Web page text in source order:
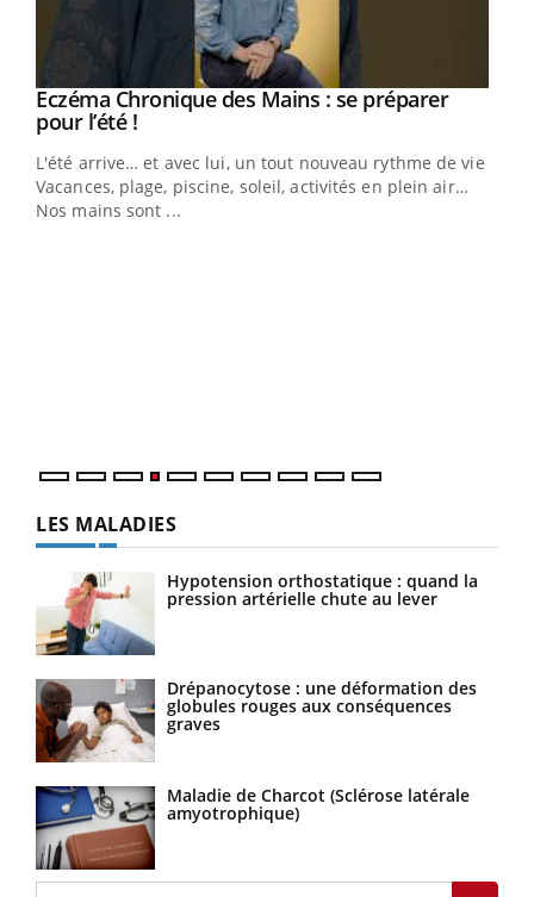
Youtube
Eczéma Chronique des Mains : se préparer
pour l’été !Youtube
L'été arrive… et avec lui, un tout nouveau rythme de vie !
Vacances, plage, piscine, soleil, activités en plein air…
Nos mains sont ...
LES MALADIES
Hypotension orthostatique : quand la
pression artérielle chute au lever
Drépanocytose : une déformation des
globules rouges aux conséquences
graves
Maladie de Charcot (Sclérose latérale
amyotrophique)